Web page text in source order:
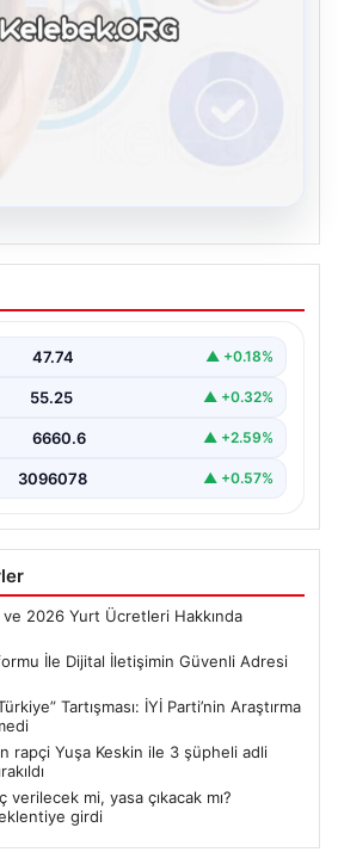
platformu İle Dijital
Adresi Ve Chat
güvenli bir biçimde bağlantı
47.74 ▲ +0.18%
55.25 ▲ +0.32%
6660.6 ▲ +2.59%
3096078 ▲ +0.57%
ve 2026 Yurt Ücretleri Hakkında
İle Dijital İletişimin Güvenli Adresi
Tartışması: İYİ Parti’nin Araştırma
rapçi Yuşa Keskin ile 3 şüpheli adli
verilecek mi, yasa çıkacak mı?
girdi